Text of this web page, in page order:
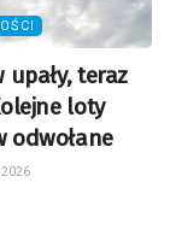
upały, teraz
loty
odwołane
2026